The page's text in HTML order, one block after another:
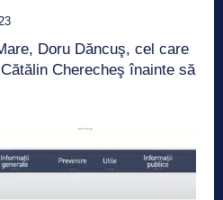
Doru Dăncuş, cel care
Cherecheş înainte să